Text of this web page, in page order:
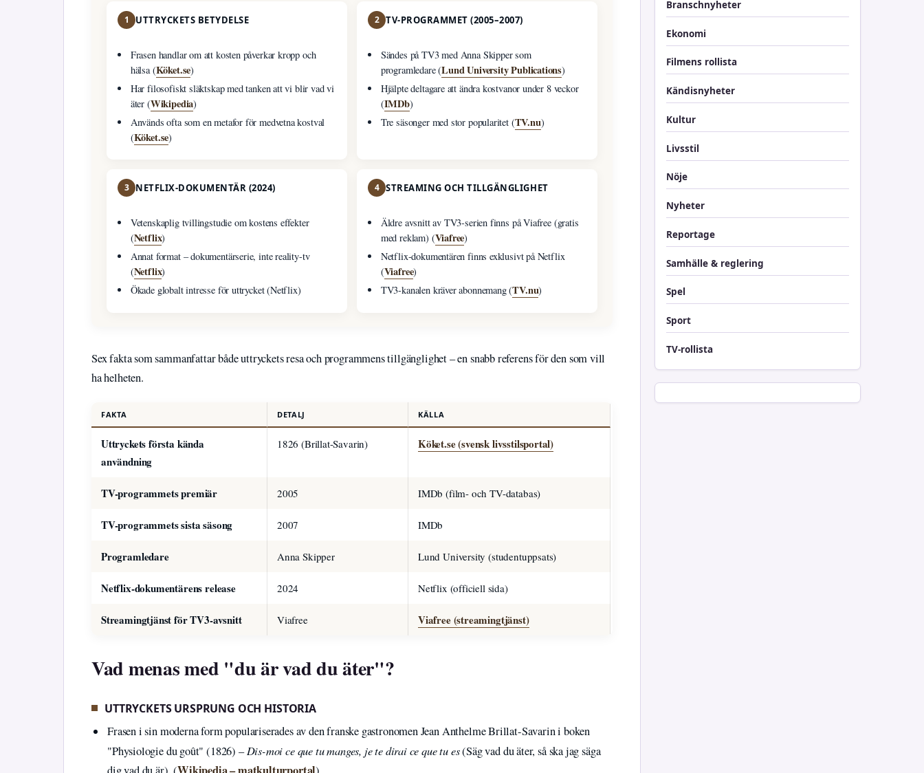
1 UTTRYCKETS BETYDELSE
Frasen handlar om att kosten påverkar kropp och
hälsa (Köket.se)
Har filosofiskt släktskap med tanken att vi blir vad vi
äter (Wikipedia)
Används ofta som en metafor för medvetna kostval
(Köket.se)
2 TV-PROGRAMMET (2005–2007)
Sändes på TV3 med Anna Skipper som
programledare (Lund University Publications)
Hjälpte deltagare att ändra kostvanor under 8 veckor
(IMDb)
Tre säsonger med stor popularitet (TV.nu)
3 NETFLIX-DOKUMENTÄR (2024)
Vetenskaplig tvillingstudie om kostens effekter
(Netflix)
Annat format – dokumentärserie, inte reality-tv
(Netflix)
Ökade globalt intresse för uttrycket (Netflix)
4 STREAMING OCH TILLGÄNGLIGHET
Äldre avsnitt av TV3-serien finns på Viafree (gratis
med reklam) (Viafree)
Netflix-dokumentären finns exklusivt på Netflix
(Viafree)
TV3-kanalen kräver abonnemang (TV.nu)
Sex fakta som sammanfattar både uttryckets resa och programmens tillgänglighet – en snabb referens för den som vill
ha helheten.
FAKTA DETALJ KÄLLA
Uttryckets första kända
användning
1826 (Brillat-Savarin) Köket.se (svensk livsstilsportal)
TV-programmets premiär 2005 IMDb (film- och TV-databas)
TV-programmets sista säsong 2007 IMDb
Programledare Anna Skipper Lund University (studentuppsats)
Netflix-dokumentärens release 2024 Netflix (officiell sida)
Streamingtjänst för TV3-avsnitt Viafree Viafree (streamingtjänst)
Vad menas med "du är vad du äter"?
UTTRYCKETS URSPRUNG OCH HISTORIA
Frasen i sin moderna form populariserades av den franske gastronomen Jean Anthelme Brillat-Savarin i boken
"Physiologie du goût" (1826) –Dis-moi ce que tu manges, je te dirai ce que tu es(Säg vad du äter, så ska jag säga
Branschnyheter
Ekonomi
Filmens rollista
Kändisnyheter
Kultur
Livsstil
Nöje
Nyheter
Reportage
Samhälle & reglering
Spel
Sport
TV-rollista